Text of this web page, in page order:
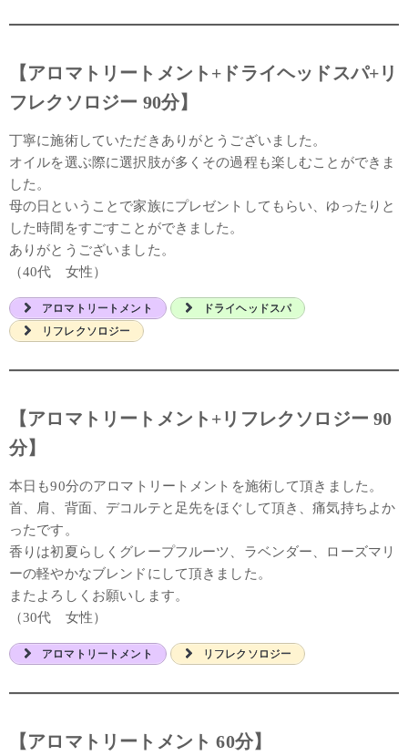
【アロマトリートメント+ドライヘッドスパ+リ
フレクソロジー 90分】
丁寧に施術していただきありがとうございました。
オイルを選ぶ際に選択肢が多くその過程も楽しむことができま
した。
母の日ということで家族にプレゼントしてもらい、ゆったりと
した時間をすごすことができました。
ありがとうございました。
（40代 女性）
アロマトリートメント
ドライヘッドスパ
リフレクソロジー
【アロマトリートメント+リフレクソロジー 90
分】
本日も90分のアロマトリートメントを施術して頂きました。
首、肩、背面、デコルテと足先をほぐして頂き、痛気持ちよか
ったです。
香りは初夏らしくグレープフルーツ、ラベンダー、ローズマリ
ーの軽やかなブレンドにして頂きました。
またよろしくお願いします。
（30代 女性）
アロマトリートメント リフレクソロジー
【アロマトリートメント 60分】